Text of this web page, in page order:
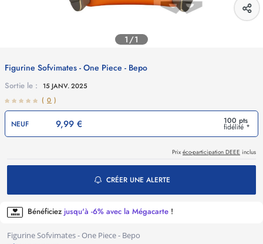
1/1
Figurine Sofvimates - One Piece - Bepo
Sortie le :
15 JANV. 2025
( 0 )
NEUF 9,99 € 100 pts
fidélité *
Prix éco-participation DEEE inclus
CRÉER UNE ALERTE
Bénéficiez jusqu'à -6% avec la Mégacarte !
Figurine Sofvimates - One Piece - Bepo